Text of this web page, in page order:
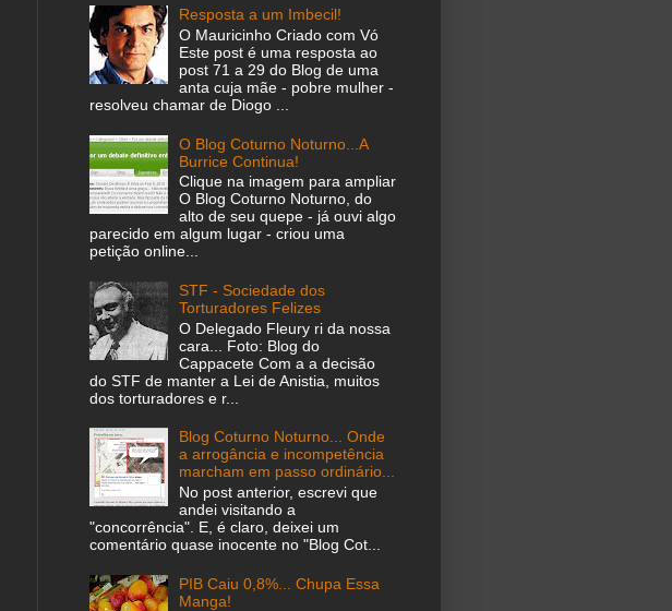
Resposta a um Imbecil!
O Mauricinho Criado com Vó
Este post é uma resposta ao
post 71 a 29 do Blog de uma
anta cuja mãe - pobre mulher -
resolveu chamar de Diogo ...
O Blog Coturno Noturno...A
Burrice Continua!
Clique na imagem para ampliar
O Blog Coturno Noturno, do
alto de seu quepe - já ouvi algo
parecido em algum lugar - criou uma
petição online...
STF - Sociedade dos
Torturadores Felizes
O Delegado Fleury ri da nossa
cara... Foto: Blog do
Cappacete Com a a decisão
do STF de manter a Lei de Anistia, muitos
dos torturadores e r...
Blog Coturno Noturno... Onde
a arrogância e incompetência
marcham em passo ordinário...
No post anterior, escrevi que
andei visitando a
"concorrência". E, é claro, deixei um
comentário quase inocente no "Blog Cot...
PIB Caiu 0,8%... Chupa Essa
Manga!